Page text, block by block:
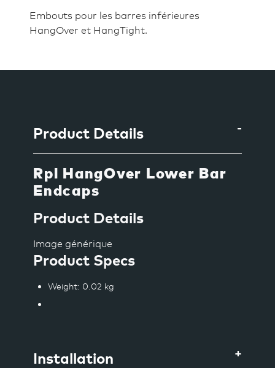
Embouts pour les barres inférieures
HangOver et HangTight.
Product Details
Rpl HangOver Lower Bar
Endcaps
Product Details
Image générique
Product Specs
Weight: 0.02 kg
Installation